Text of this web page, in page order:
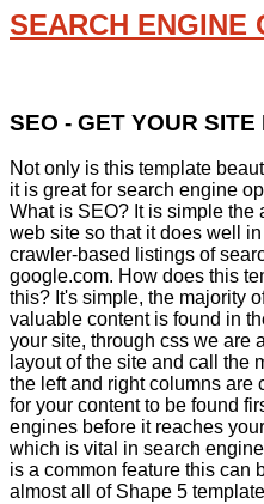
SEARCH ENGINE
SEO - GET YOUR SITE
Not only is this template
it is great for search engine
What is SEO? It is simple the
web site so that it does well
crawler-based listings of
google.com. How does this
this? It's simple, the majority
valuable content is found in
your site, through css we are
layout of the site and call the
the left and right columns are
for your content to be found
engines before it reaches
which is vital in search
is a common feature this can
almost all of Shape 5